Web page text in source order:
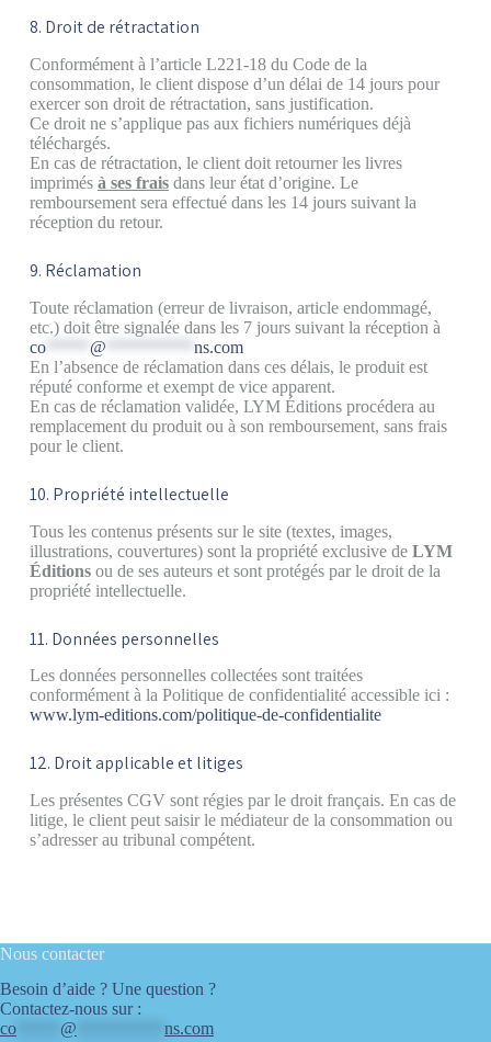
8. Droit de rétractation
Conformément à l’article L221-18 du Code de la
consommation, le client dispose d’un délai de 14 jours pour
exercer son droit de rétractation, sans justification.
Ce droit ne s’applique pas aux fichiers numériques déjà
téléchargés.
En cas de rétractation, le client doit retourner les livres
imprimés à ses fraisdans leur état d’origine. Le
remboursement sera effectué dans les 14 jours suivant la
réception du retour.
9. Réclamation
Toute réclamation (erreur de livraison, article endommagé,
etc.) doit être signalée dans les 7 jours suivant la réception à
co***** @
ns.com
En l’absence de réclamation dans ces délais, le produit est
réputé conforme et exempt de vice apparent.
En cas de réclamation validée, LYM Éditions procédera au
remplacement du produit ou à son remboursement, sans frais
pour le client.
10. Propriété intellectuelle
Tous les contenus présents sur le site (textes, images,
illustrations, couvertures) sont la propriété exclusive de LYM
Éditionsou de ses auteurs et sont protégés par le droit de la
propriété intellectuelle.
11. Données personnelles
Les données personnelles collectées sont traitées
conformément à la Politique de confidentialité accessible ici :
www.lym-editions.com/politique-de-confidentialite
12. Droit applicable et litiges
Les présentes CGV sont régies par le droit français. En cas de
litige, le client peut saisir le médiateur de la consommation ou
s’adresser au tribunal compétent.
Nous contacter
Besoin d’aide ? Une question ?
Contactez-nous sur :
co
@ ns.com